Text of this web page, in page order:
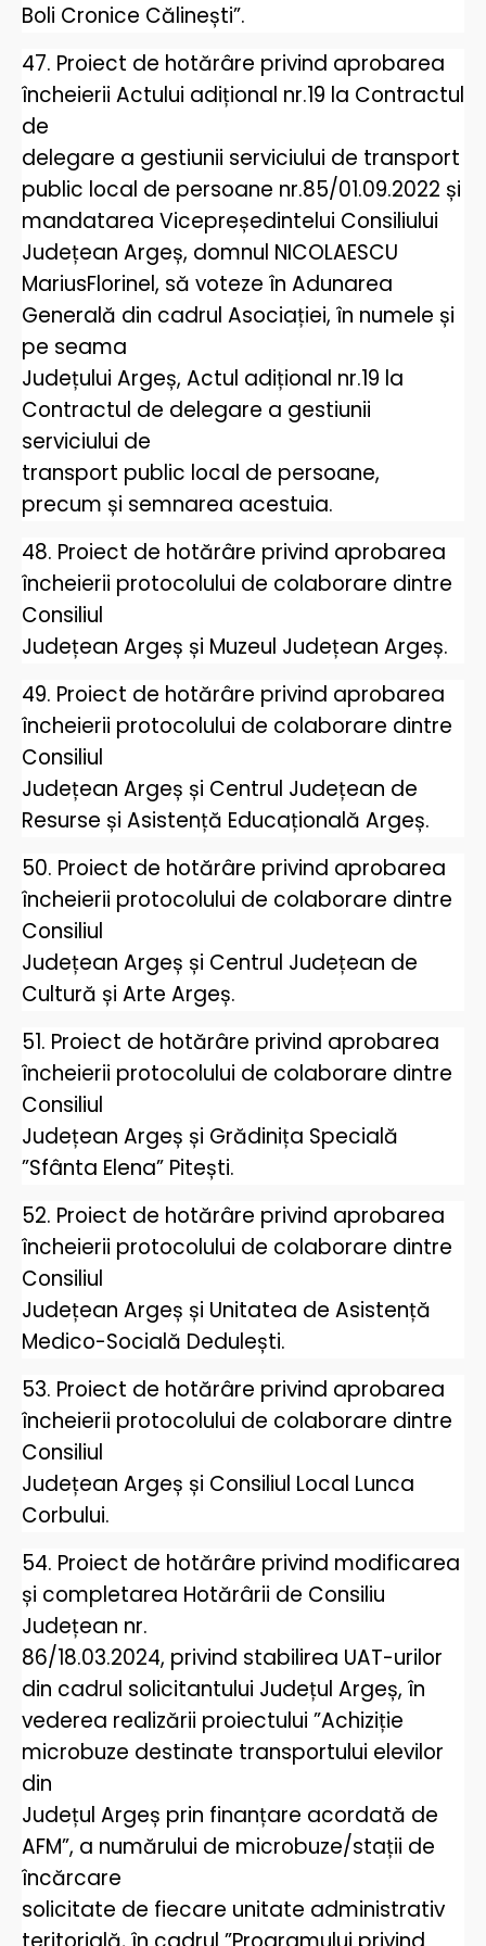
Boli Cronice Călinești”.
47. Proiect de hotărâre privind aprobarea
încheierii Actului adițional nr.19 la Contractul
de
delegare a gestiunii serviciului de transport
public local de persoane nr.85/01.09.2022 și
mandatarea Vicepreședintelui Consiliului
Județean Argeș, domnul NICOLAESCU
MariusFlorinel, să voteze în Adunarea
Generală din cadrul Asociației, în numele și
pe seama
Județului Argeș, Actul adițional nr.19 la
Contractul de delegare a gestiunii
serviciului de
transport public local de persoane,
precum și semnarea acestuia.
48. Proiect de hotărâre privind aprobarea
încheierii protocolului de colaborare dintre
Consiliul
Județean Argeș și Muzeul Județean Argeș.
49. Proiect de hotărâre privind aprobarea
încheierii protocolului de colaborare dintre
Consiliul
Județean Argeș și Centrul Județean de
Resurse și Asistență Educațională Argeș.
50. Proiect de hotărâre privind aprobarea
încheierii protocolului de colaborare dintre
Consiliul
Județean Argeș și Centrul Județean de
Cultură și Arte Argeș.
51. Proiect de hotărâre privind aprobarea
încheierii protocolului de colaborare dintre
Consiliul
Județean Argeș și Grădinița Specială
”Sfânta Elena” Pitești.
52. Proiect de hotărâre privind aprobarea
încheierii protocolului de colaborare dintre
Consiliul
Județean Argeș și Unitatea de Asistență
Medico-Socială Dedulești.
53. Proiect de hotărâre privind aprobarea
încheierii protocolului de colaborare dintre
Consiliul
Județean Argeș și Consiliul Local Lunca
Corbului.
54. Proiect de hotărâre privind modificarea
și completarea Hotărârii de Consiliu
Județean nr.
86/18.03.2024, privind stabilirea UAT-urilor
din cadrul solicitantului Județul Argeș, în
vederea realizării proiectului ”Achiziție
microbuze destinate transportului elevilor
din
Județul Argeș prin finanțare acordată de
AFM”, a numărului de microbuze/stații de
încărcare
solicitate de fiecare unitate administrativ